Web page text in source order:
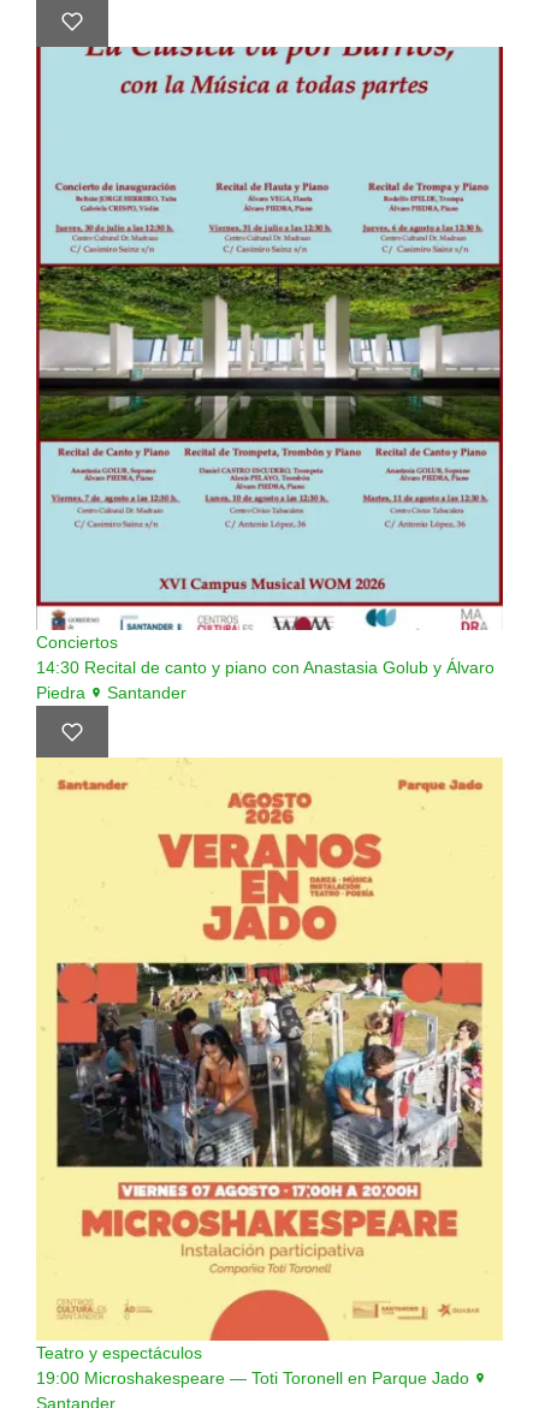
Conciertos
14:30 Recital de canto y piano con Anastasia Golub y Álvaro
Piedra
Santander
Teatro y espectáculos
19:00 Microshakespeare — Toti Toronell en Parque Jado
Santander